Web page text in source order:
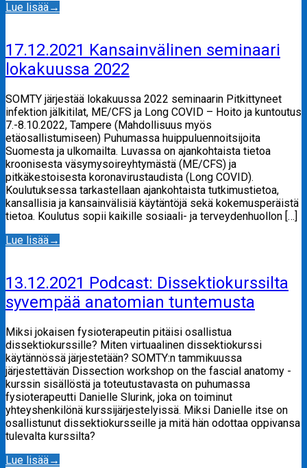
Lue lisää→
17.12.2021 Kansainvälinen seminaari
lokakuussa 2022
SOMTY järjestää lokakuussa 2022 seminaarin Pitkittyneet
infektion jälkitilat, ME/CFS ja Long COVID – Hoito ja kuntoutus
7.-8.10.2022, Tampere (Mahdollisuus myös
etäosallistumiseen) Puhumassa huippuluennoitsijoita
Suomesta ja ulkomailta. Luvassa on ajankohtaista tietoa
kroonisesta väsymysoireyhtymästä (ME/CFS) ja
pitkäkestoisesta koronavirustaudista (Long COVID).
Koulutuksessa tarkastellaan ajankohtaista tutkimustietoa,
kansallisia ja kansainvälisiä käytäntöjä sekä kokemusperäistä
tietoa. Koulutus sopii kaikille sosiaali- ja terveydenhuollon […]
Lue lisää→
13.12.2021 Podcast: Dissektiokurssilta
syvempää anatomian tuntemusta
Miksi jokaisen fysioterapeutin pitäisi osallistua
dissektiokurssille? Miten virtuaalinen dissektiokurssi
käytännössä järjestetään? SOMTY:n tammikuussa
järjestettävän Dissection workshop on the fascial anatomy -
kurssin sisällöstä ja toteutustavasta on puhumassa
fysioterapeutti Danielle Slurink, joka on toiminut
yhteyshenkilönä kurssijärjestelyissä. Miksi Danielle itse on
osallistunut dissektiokursseille ja mitä hän odottaa oppivansa
tulevalta kurssilta?
Lue lisää→